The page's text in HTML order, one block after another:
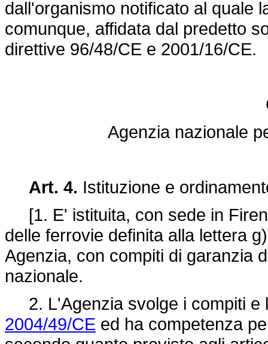
dall'organismo notificato al quale
comunque, affidata dal predetto
direttive 96/48/CE e 2001/16/CE.
Agenzia nazionale
Art. 4. Istituzione e
[1. E' istituita, con sede in
delle ferrovie definita alla lettera
Agenzia, con compiti di garanzia
nazionale.
2. L'Agenzia svolge i compiti e
2004/49/CE ed ha competenza